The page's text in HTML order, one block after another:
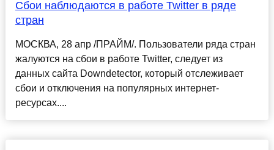
Сбои наблюдаются в работе Twitter в ряде
стран
МОСКВА, 28 апр /ПРАЙМ/. Пользователи ряда стран
жалуются на сбои в работе Twitter, следует из
данных сайта Downdetector, который отслеживает
сбои и отключения на популярных интернет-
ресурсах....